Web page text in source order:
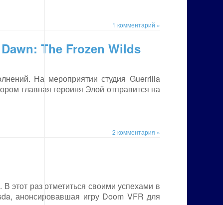
1 комментарий »
The Frozen Wilds
На мероприятии студия Guerrilla
главная героиня Элой отправится на
2 комментария »
раз отметиться своими успехами в
анонсировавшая игру Doom VFR для